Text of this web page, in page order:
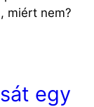
miért nem?
egy